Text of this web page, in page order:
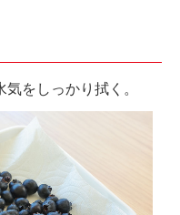
をしっかり拭く。